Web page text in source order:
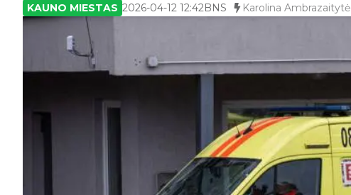
KAUNO MIESTAS 2026-04-12 12:42BNS Karolina Ambrazaitytė